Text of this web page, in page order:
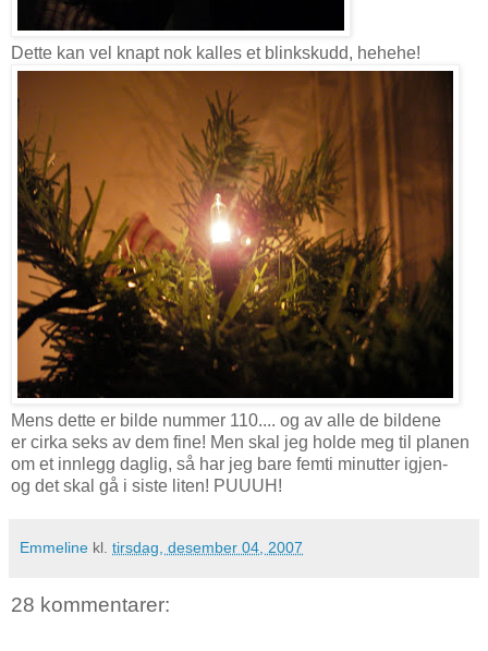
Dette kan vel knapt nok kalles et blinkskudd, hehehe!
Mens dette er bilde nummer 110.... og av alle de bildene
er cirka seks av dem fine! Men skal jeg holde meg til planen
om et innlegg daglig, så har jeg bare femti minutter igjen-
og det skal gå i siste liten! PUUUH!
Emmeline kl. tirsdag, desember 04, 2007
28 kommentarer: